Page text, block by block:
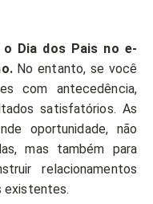
o Dia dos Pais no e-
No entanto, se você
com antecedência,
satisfatórios. As
oportunidade, não
mas também para
relacionamentos
existentes.